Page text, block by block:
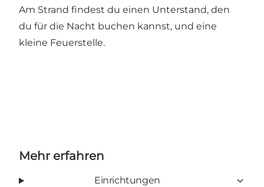
Am Strand findest du einen Unterstand, den
du für die Nacht buchen kannst, und eine
kleine Feuerstelle.
Mehr erfahren
Einrichtungen